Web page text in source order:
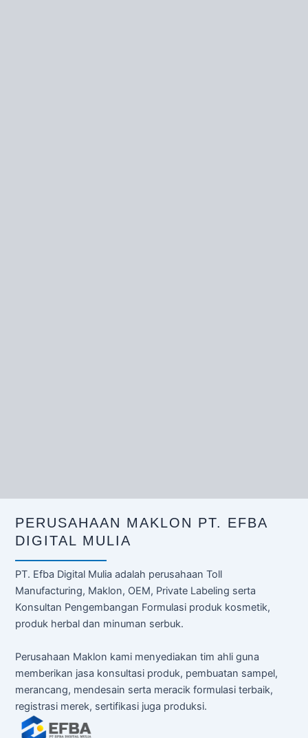
PERUSAHAAN MAKLON PT. EFBA
DIGITAL MULIA
PT. Efba Digital Mulia adalah perusahaan Toll
Manufacturing, Maklon, OEM, Private Labeling serta
Konsultan Pengembangan Formulasi produk kosmetik,
produk herbal dan minuman serbuk.
Perusahaan Maklon kami menyediakan tim ahli guna
memberikan jasa konsultasi produk, pembuatan sampel,
merancang, mendesain serta meracik formulasi terbaik,
registrasi merek, sertifikasi juga produksi.